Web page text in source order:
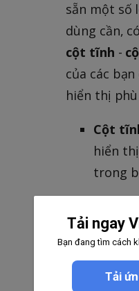
sẵn một số
dùng cần,
cột tĩnh -
của các
hiển thị
Cột
hiển
trong
Tải ngay
Bạn đang tìm cách
Tải